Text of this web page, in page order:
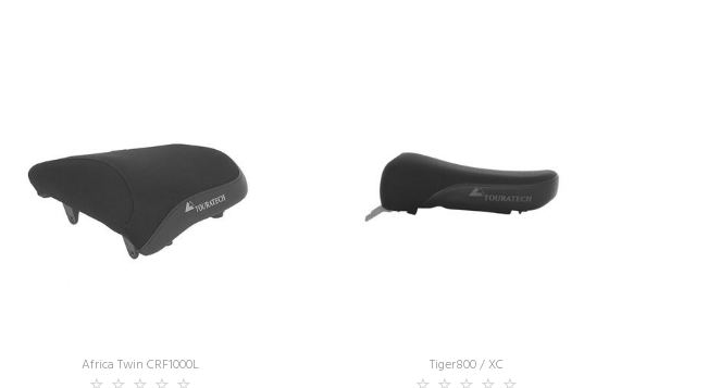
Africa Twin CRF1000L Tiger800 / XC